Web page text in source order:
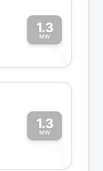
1.3
MW1
1.3
MW
1